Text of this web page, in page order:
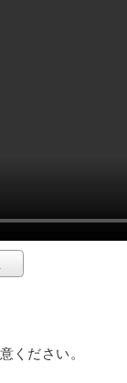
ください。